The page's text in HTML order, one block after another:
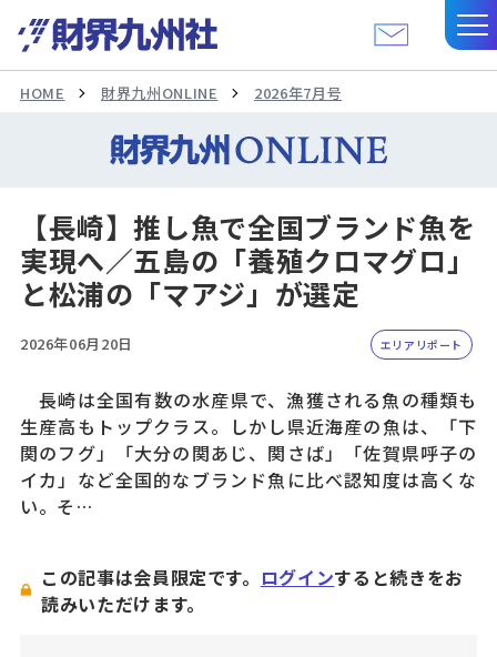
HOME 財界九州ONLINE 2026年7月号
【長崎】推し魚で全国ブランド魚を
実現へ／五島の「養殖クロマグロ」
と松浦の「マアジ」が選定
2026年06月20日 エリアリポート
長崎は全国有数の水産県で、漁獲される魚の種類も
生産高もトップクラス。しかし県近海産の魚は、「下
関のフグ」「大分の関あじ、関さば」「佐賀県呼子の
イカ」など全国的なブランド魚に比べ認知度は高くな
い。そ…
この記事は会員限定です。 ログインすると続きをお
読みいただけます。